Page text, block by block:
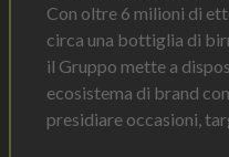
Con oltre 6 milioni di
circa una bottiglia di
il Gruppo mette a
ecosistema di brand
presidiare occasioni,